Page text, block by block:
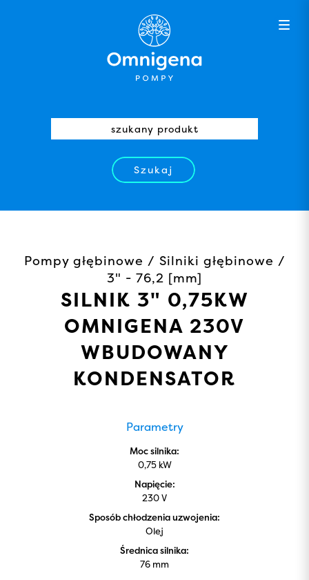
Szukaj
Pompy głębinowe / Silniki głębinowe /
3" - 76,2 [mm]
SILNIK 3" 0,75KW
OMNIGENA 230V
WBUDOWANY
KONDENSATOR
Parametry
Moc silnika:
0,75 kW
Napięcie:
230 V
Sposób chłodzenia uzwojenia:
Olej
Średnica silnika:
76 mm